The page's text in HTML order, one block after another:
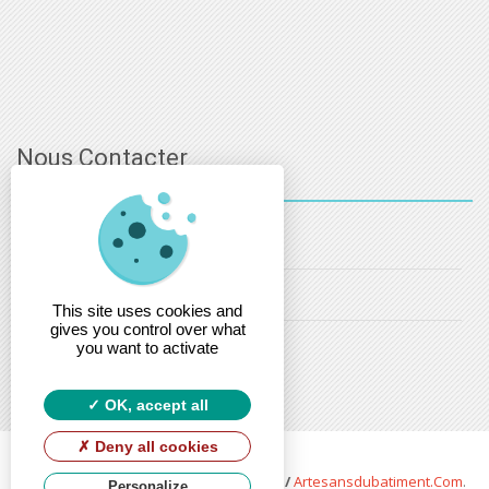
Nous Contacter
03 - 88 - 32 - 86 - 52
christophe.maring@estsanitaire.fr
Copyright © 2026 Est Sanitaire bySoft13 /Artesansdubatiment.com.
This site uses cookies and
gives you control over what
you want to activate
OK, accept all
Deny all cookies